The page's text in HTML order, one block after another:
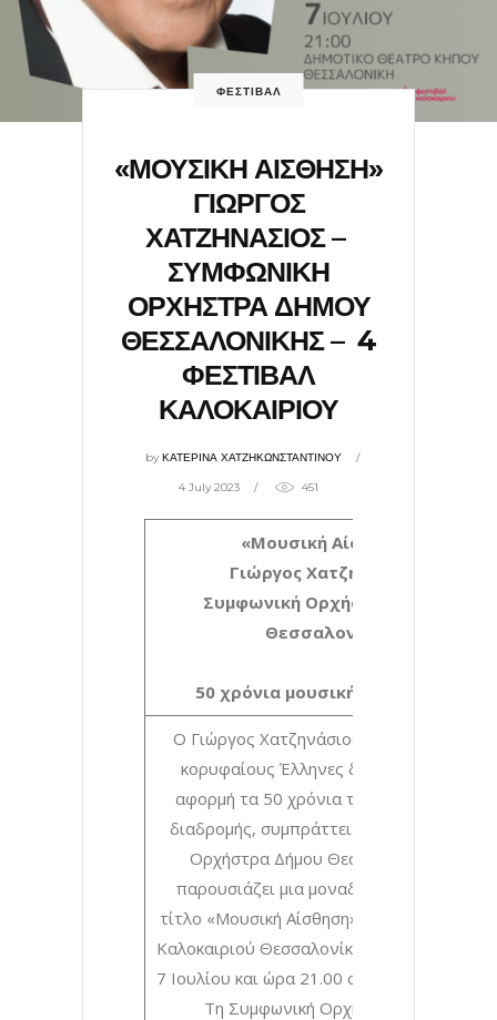
ΦΕΣΤΙΒΑΛ
«ΜΟΥΣΙΚΗ ΑΙΣΘΗΣΗ»
ΓΙΩΡΓΟΣ
ΧΑΤΖΗΝΑΣΙΟΣ –
ΣΥΜΦΩΝΙΚΗ
ΟΡΧΗΣΤΡΑ ΔΗΜΟΥ
ΘΕΣΣΑΛΟΝΙΚΗΣ – 4
ΦΕΣΤΙΒΑΛ
ΚΑΛΟΚΑΙΡΙΟΥ
byΚΑΤΕΡΙΝΑ ΧΑΤΖΗΚΩΝΣΤΑΝΤΙΝΟΥ
4 July 2023 451
«Μουσική Αίσθηση»
Γιώργος Χατζηνάσιος
Συμφωνική Ορχήστρα Δήμου
Θεσσαλονίκης
50 χρόνια μουσικής διαδρομής
Ο Γιώργος Χατζηνάσιος, ένας από τους
κορυφαίους Έλληνες δημιουργούς, με
αφορμή τα 50 χρόνια της μουσικής του
διαδρομής, συμπράττει με τη Συμφωνική
Ορχήστρα Δήμου Θεσσαλονίκης και
παρουσιάζει μια μοναδική συναυλία με
τίτλο «Μουσική Αίσθηση» στο 4ο Φεστιβάλ
Καλοκαιριού Θεσσαλονίκης, την
7 Ιουλίου και ώρα 21.00 στο Θέατρο
Τη Συμφωνική Ορχήστρα Δήμου